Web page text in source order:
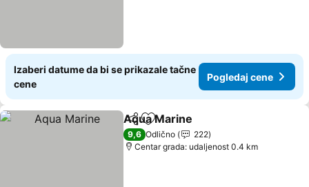
Izaberi datume da bi se prikazale tačne
cene
Pogledaj cene
Deli Dodati u favorite
Aqua Marine
9,6 Odlično
222
Centar grada: udaljenost 0.4 km